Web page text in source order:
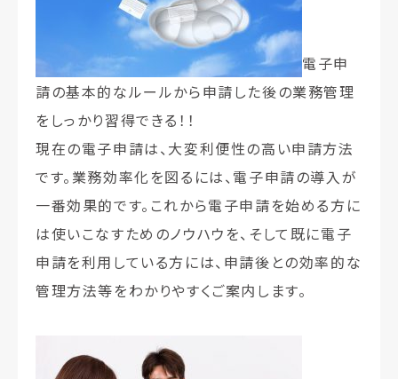
電子申
請の基本的なルールから申請した後の業務管理
をしっかり習得できる！！
現在の電子申請は、大変利便性の高い申請方法
です。業務効率化を図るには、電子申請の導入が
一番効果的です。これから電子申請を始める方に
は使いこなすためのノウハウを、そして既に電子
申請を利用している方には、申請後との効率的な
管理方法等をわかりやすくご案内します。